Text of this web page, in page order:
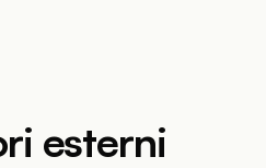
esterni